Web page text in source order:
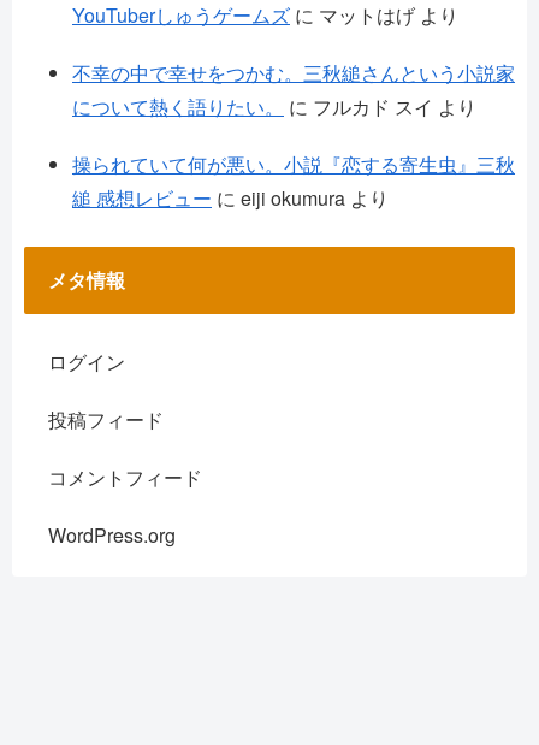
YouTuberしゅうゲームズ に マットはげ より
不幸の中で幸せをつかむ。三秋縋さんという小説家
について熱く語りたい。
に フルカド スイ より
操られていて何が悪い。小説『恋する寄生虫』三秋
縋 感想レビュー に eiji okumura より
メタ情報
ログイン
投稿フィード
コメントフィード
WordPress.org